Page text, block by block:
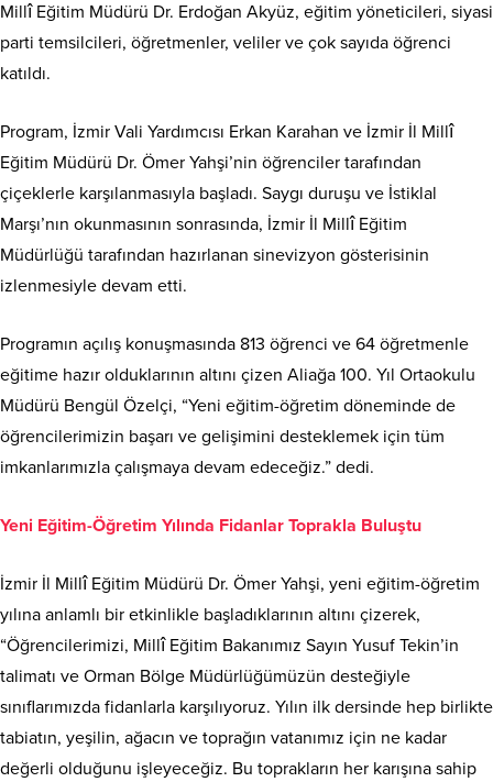
Millî Eğitim Müdürü Dr. Erdoğan Akyüz, eğitim yöneticileri, siyasi
parti temsilcileri, öğretmenler, veliler ve çok sayıda öğrenci
katıldı.
Program, İzmir Vali Yardımcısı Erkan Karahan ve İzmir İl Millî
Eğitim Müdürü Dr. Ömer Yahşi’nin öğrenciler tarafından
çiçeklerle karşılanmasıyla başladı. Saygı duruşu ve İstiklal
Marşı’nın okunmasının sonrasında, İzmir İl Millî Eğitim
Müdürlüğü tarafından hazırlanan sinevizyon gösterisinin
izlenmesiyle devam etti.
Programın açılış konuşmasında 813 öğrenci ve 64 öğretmenle
eğitime hazır olduklarının altını çizen Aliağa 100. Yıl Ortaokulu
Müdürü Bengül Özelçi, “Yeni eğitim-öğretim döneminde de
öğrencilerimizin başarı ve gelişimini desteklemek için tüm
imkanlarımızla çalışmaya devam edeceğiz.” dedi.
Yeni Eğitim-Öğretim Yılında Fidanlar Toprakla Buluştu
İzmir İl Millî Eğitim Müdürü Dr. Ömer Yahşi, yeni eğitim-öğretim
yılına anlamlı bir etkinlikle başladıklarının altını çizerek,
“Öğrencilerimizi, Millî Eğitim Bakanımız Sayın Yusuf Tekin’in
talimatı ve Orman Bölge Müdürlüğümüzün desteğiyle
sınıflarımızda fidanlarla karşılıyoruz. Yılın ilk dersinde hep birlikte
tabiatın, yeşilin, ağacın ve toprağın vatanımız için ne kadar
değerli olduğunu işleyeceğiz. Bu toprakların her karışına sahip